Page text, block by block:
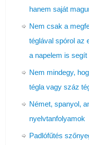
hanem saját
Nem csak a
téglával spórol az
a napelem is segít
Nem mindegy,
tégla vagy száz
Német, spanyol,
nyelvtanfolyamok
Padlófűtés